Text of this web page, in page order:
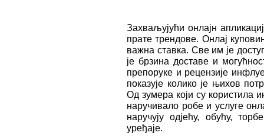
Захваљујући онлајн
прате трендове. Онлај
важна ставка. Све им је
је брзина доставе и
препоруке и рецензије
показује колико је њихов
Од зумера који су користила
наручивало робе и услуге
наручују одјећу, обућу,
уређаје.